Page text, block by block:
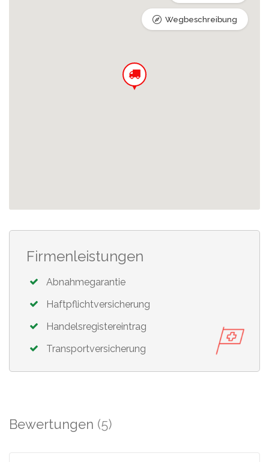
Wegbeschreibung
Firmenleistungen
Abnahmegarantie
Haftpflichtversicherung
Handelsregistereintrag
Transportversicherung
Bewertungen (5)